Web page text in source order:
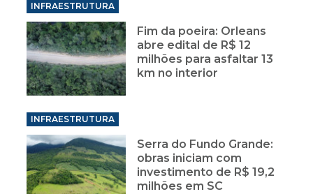
INFRAESTRUTURA
Fim da poeira: Orleans
abre edital de R$ 12
milhões para asfaltar 13
km no interior
INFRAESTRUTURA
Serra do Fundo Grande:
obras iniciam com
investimento de R$ 19,2
milhões em SC